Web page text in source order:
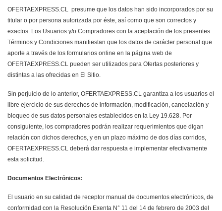
OFERTAEXPRESS.CL presume que los datos han sido incorporados por su
titular o por persona autorizada por éste, así como que son correctos y
exactos. Los Usuarios y/o Compradores con la aceptación de los presentes
Términos y Condiciones manifiestan que los datos de carácter personal que
aporte a través de los formularios online en la página web de
OFERTAEXPRESS.CL pueden ser utilizados para Ofertas posteriores y
distintas a las ofrecidas en El Sitio.
Sin perjuicio de lo anterior, OFERTAEXPRESS.CL garantiza a los usuarios el
libre ejercicio de sus derechos de información, modificación, cancelación y
bloqueo de sus datos personales establecidos en la Ley 19.628. Por
consiguiente, los compradores podrán realizar requerimientos que digan
relación con dichos derechos, y en un plazo máximo de dos días corridos,
OFERTAEXPRESS.CL deberá dar respuesta e implementar efectivamente
esta solicitud.
Documentos Electrónicos:
El usuario en su calidad de receptor manual de documentos electrónicos, de
conformidad con la Resolución Exenta N° 11 del 14 de febrero de 2003 del